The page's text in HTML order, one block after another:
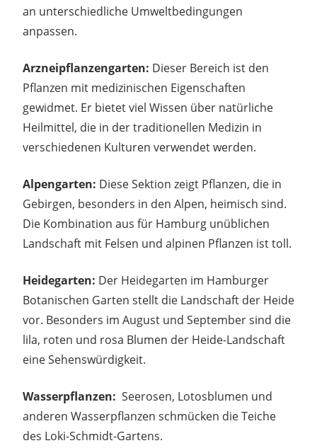
an unterschiedliche Umweltbedingungen
anpassen.
Arzneipflanzengarten: Dieser Bereich ist den
Pflanzen mit medizinischen Eigenschaften
gewidmet. Er bietet viel Wissen über natürliche
Heilmittel, die in der traditionellen Medizin in
verschiedenen Kulturen verwendet werden.
Alpengarten: Diese Sektion zeigt Pflanzen, die in
Gebirgen, besonders in den Alpen, heimisch sind.
Die Kombination aus für Hamburg unüblichen
Landschaft mit Felsen und alpinen Pflanzen ist toll.
Heidegarten: Der Heidegarten im Hamburger
Botanischen Garten stellt die Landschaft der Heide
vor. Besonders im August und September sind die
lila, roten und rosa Blumen der Heide-Landschaft
eine Sehenswürdigkeit.
Wasserpflanzen: Seerosen, Lotosblumen und
anderen Wasserpflanzen schmücken die Teiche
des Loki-Schmidt-Gartens.